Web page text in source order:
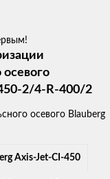
2/4-R-400/2
Axis-Jet-CI-450